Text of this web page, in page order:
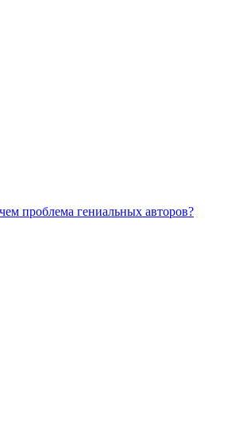
проблема гениальных авторов?